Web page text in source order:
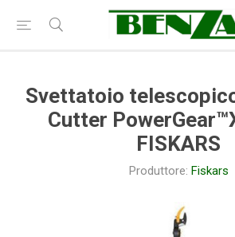
Svettatoio
Cutter
FISKARS
Produttore: Fiskars